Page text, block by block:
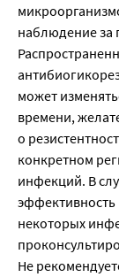
наблюдение за
может
времени,
о
конкретном
инфекций. В
эффективность
некоторых
Не